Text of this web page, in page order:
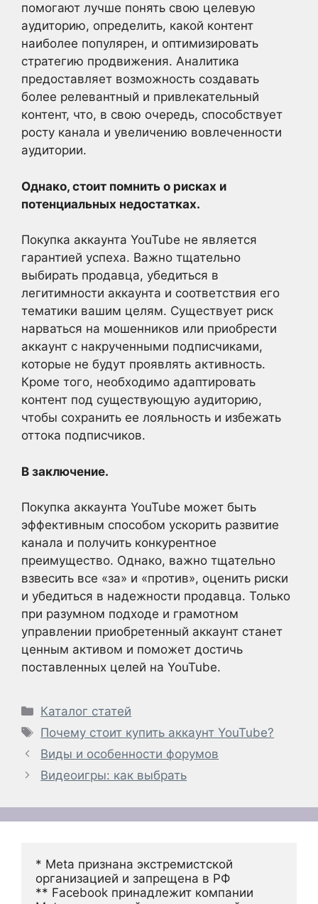
помогают лучше понять свою целевую
аудиторию, определить, какой контент
наиболее популярен, и оптимизировать
стратегию продвижения. Аналитика
предоставляет возможность создавать
более релевантный и привлекательный
контент, что, в свою очередь, способствует
росту канала и увеличению вовлеченности
аудитории.
Однако, стоит помнить о рисках и
потенциальных недостатках.
Покупка аккаунта YouTube не является
гарантией успеха. Важно тщательно
выбирать продавца, убедиться в
легитимности аккаунта и соответствия его
тематики вашим целям. Существует риск
нарваться на мошенников или приобрести
аккаунт с накрученными подписчиками,
которые не будут проявлять активность.
Кроме того, необходимо адаптировать
контент под существующую аудиторию,
чтобы сохранить ее лояльность и избежать
оттока подписчиков.
В заключение.
Покупка аккаунта YouTube может быть
эффективным способом ускорить развитие
канала и получить конкурентное
преимущество. Однако, важно тщательно
взвесить все «за» и «против», оценить риски
и убедиться в надежности продавца. Только
при разумном подходе и грамотном
управлении приобретенный аккаунт станет
ценным активом и поможет достичь
поставленных целей на YouTube.
Рубрики
Каталог статей
Метки
Почему стоит купить аккаунт YouTube?
Виды и особенности форумов
Видеоигры: как выбрать
* Meta признана экстремистской
организацией и запрещена в РФ
** Facebook принадлежит компании